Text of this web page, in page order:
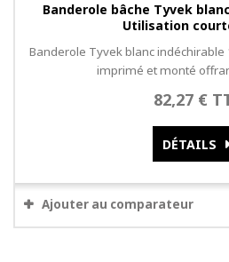
Banderole bâche Tyvek
Utilisation
Banderole Tyvek blanc
imprimé et monté
82,27 €
DÉTAILS
Ajouter au comparateur